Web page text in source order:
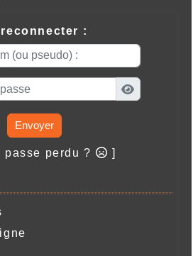
reconnecter :
Envoyer
passe perdu ? ]